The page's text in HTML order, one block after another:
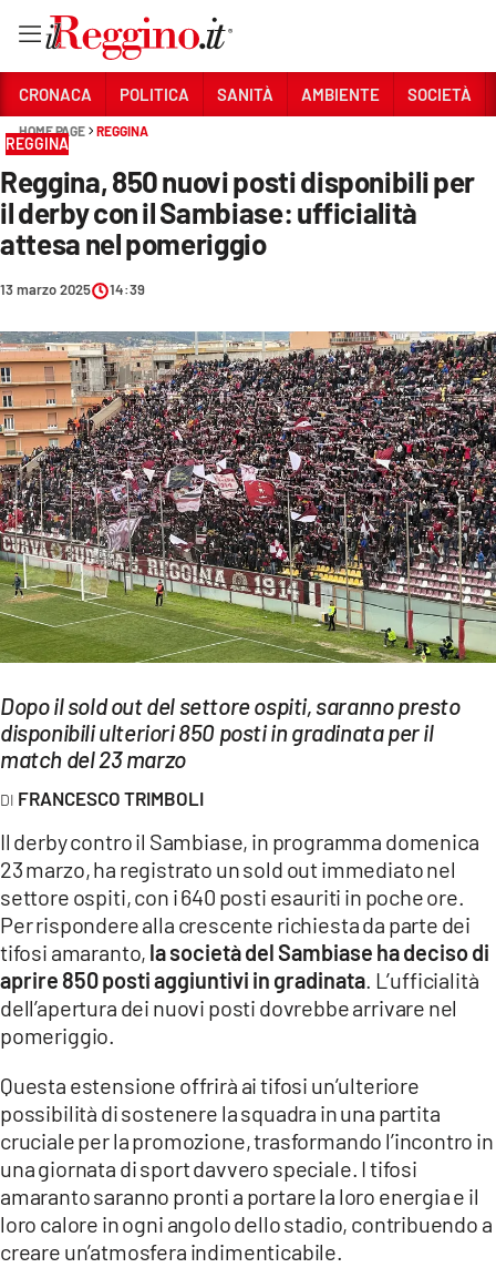
Sezioni
CRONACA
POLITICA
SANITÀ
AMBIENTE
SOCIETÀ
CULTURA
ECONOMIA E LAVORO
EVENTI
SPORT
Streaming
LAC NETWORK
LAC ONAIR
LaC
Network
LACPLAY.IT
LACTV.IT
LACONAIR.IT
LACITYMAG.IT
ILREGGINO.IT
COSENZACHANNEL.IT
ILVIBONESE.IT
CATANZAROCHANNEL.IT
CRONACA POLITICA SANITÀ AMBIENTE SOCIETÀ
HOME PAGE REGGINA
REGGINA
Reggina, 850 nuovi posti disponibili per
il derby con il Sambiase: ufficialità
attesa nel pomeriggio
13 marzo 2025 14:39
Dopo il sold out del settore ospiti, saranno presto
disponibili ulteriori 850 posti in gradinata per il
match del 23 marzo
FRANCESCO TRIMBOLI
Il derby contro il Sambiase, in programma domenica
23 marzo, ha registrato un sold out immediato nel
settore ospiti, con i 640 posti esauriti in poche ore.
Per rispondere alla crescente richiesta da parte dei
tifosi amaranto, la società del Sambiase ha deciso di
aprire 850 posti aggiuntivi in gradinata . L’ufficialità
dell’apertura dei nuovi posti dovrebbe arrivare nel
pomeriggio.
Questa estensione offrirà ai tifosi un’ulteriore
possibilità di sostenere la squadra in una partita
cruciale per la promozione, trasformando l’incontro in
una giornata di sport davvero speciale. I tifosi
amaranto saranno pronti a portare la loro energia e il
loro calore in ogni angolo dello stadio, contribuendo a
creare un’atmosfera indimenticabile.